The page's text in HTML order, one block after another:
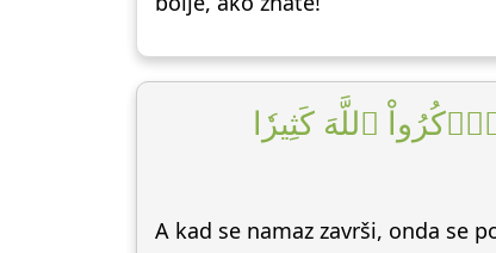
ٱللَّهَ كَثِيرٗا
A kad se namaz završi, onda se